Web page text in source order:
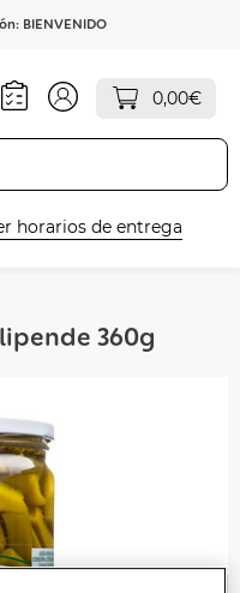
BIENVENIDO
0,00€
horarios de entrega
360g